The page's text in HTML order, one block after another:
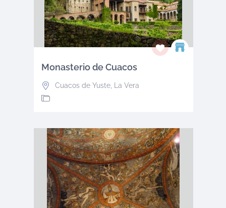
Monasterio de Cuacos
Cuacos de Yuste, La Vera